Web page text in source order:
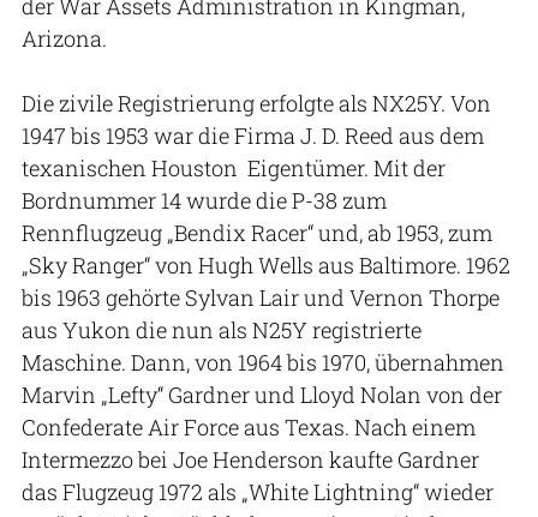
der War Assets Administration in Kingman,
Arizona.
Die zivile Registrierung erfolgte als NX25Y. Von
1947 bis 1953 war die Firma J. D. Reed aus dem
texanischen Houston Eigentümer. Mit der
Bordnummer 14 wurde die P-38 zum
Rennflugzeug „Bendix Racer“ und, ab 1953, zum
„Sky Ranger“ von Hugh Wells aus Baltimore. 1962
bis 1963 gehörte Sylvan Lair und Vernon Thorpe
aus Yukon die nun als N25Y registrierte
Maschine. Dann, von 1964 bis 1970, übernahmen
Marvin „Lefty“ Gardner und Lloyd Nolan von der
Confederate Air Force aus Texas. Nach einem
Intermezzo bei Joe Henderson kaufte Gardner
das Flugzeug 1972 als „White Lightning“ wieder